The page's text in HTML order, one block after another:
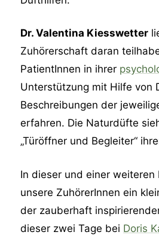
Dr. Valentina Kiesswetter
Zuhörerschaft daran
PatientInnen in ihrer
Unterstützung mit Hilfe von
Beschreibungen der
erfahren. Die Naturdüfte
„Türöffner und Begleiter“
In dieser und einer weiteren
unsere ZuhörerInnen ein
der zauberhaft
dieser zwei Tage bei Doris